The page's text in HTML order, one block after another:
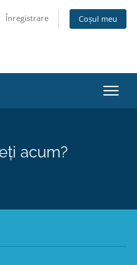
Înregistrare Coșul meu
acum?